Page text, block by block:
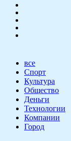
все
Спорт
Культура
Общество
Деньги
Технологии
Компании
Город